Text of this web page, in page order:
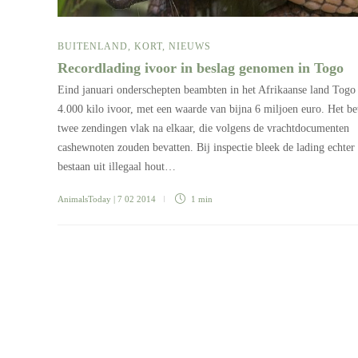
BUITENLAND KORT NIEUWS
Recordlading ivoor in beslag genomen in Togo
Eind januari onderschepten beambten in het Afrikaanse land Togo
4.000 kilo ivoor, met een waarde van bijna 6 miljoen euro. Het
twee zendingen vlak na elkaar, die volgens de vrachtdocumenten
cashewnoten zouden bevatten. Bij inspectie bleek de lading echter
bestaan uit illegaal hout…
AnimalsToday | 7 02 2014 1 min